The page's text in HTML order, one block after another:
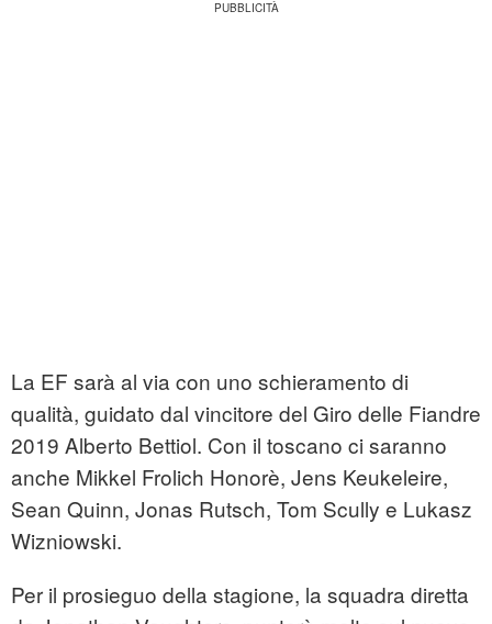
La EF sarà al via con uno schieramento di
qualità, guidato dal vincitore del Giro delle Fiandre
2019 Alberto Bettiol. Con il toscano ci saranno
anche Mikkel Frolich Honorè, Jens Keukeleire,
Sean Quinn, Jonas Rutsch, Tom Scully e Lukasz
Wizniowski.
Per il prosieguo della stagione, la squadra diretta